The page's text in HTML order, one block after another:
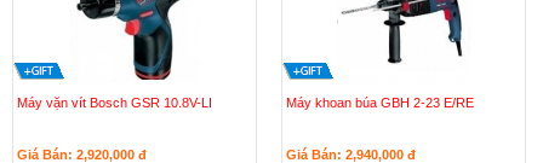
Máy vặn vít Bosch GSR 10.8V-LI
Giá Bán: 2,920,000 đ
Máy khoan búa GBH 2-23 E/RE
Giá Bán: 2,940,000 đ